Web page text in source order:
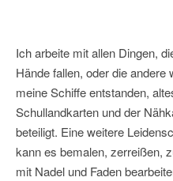
Ich arbeite mit allen Dingen,
Hände fallen, oder die
meine Schiffe entstanden,
Schullandkarten und der
beteiligt. Eine weitere
kann es bemalen, zerreißen,
mit Nadel und Faden